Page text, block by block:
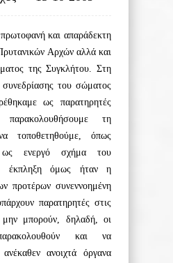
και απαράδεκτη
Αρχών αλλά και
της Συγκλήτου. Στη
του σώματος
ως παρατηρητές
παρακολουθήσουμε τη
τοποθετηθούμε, όπως
ως ενεργό σχήμα του
έκπληξη όμως ήταν η
προτέρων συνεννοημένη
παρατηρητές στις
μην μπορούν, δηλαδή, οι
και να
ανοιχτά όργανα